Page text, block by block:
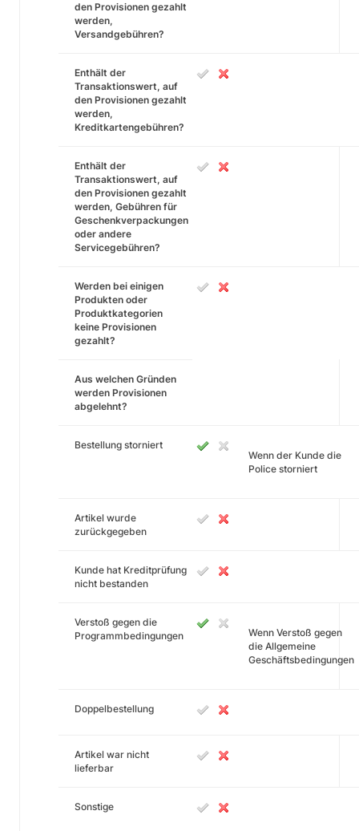
den Provisionen gezahlt
werden,
Versandgebühren?
Enthält der
Transaktionswert, auf
den Provisionen gezahlt
werden,
Kreditkartengebühren?
Enthält der
Transaktionswert, auf
den Provisionen gezahlt
werden, Gebühren für
Geschenkverpackungen
oder andere
Servicegebühren?
Werden bei einigen
Produkten oder
Produktkategorien
keine Provisionen
gezahlt?
Aus welchen Gründen
werden Provisionen
abgelehnt?
Bestellung storniert
Wenn der Kunde die
Police storniert
Artikel wurde
zurückgegeben
Kunde hat Kreditprüfung
nicht bestanden
Verstoß gegen die
Programmbedingungen
Wenn Verstoß gegen
die Allgemeine
Geschäftsbedingungen
Doppelbestellung
Artikel war nicht
lieferbar
Sonstige